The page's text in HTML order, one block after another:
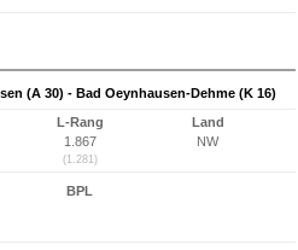
(A 30) - Bad Oeynhausen-Dehme (K 16)
L-Rang
1.867
(1.281)
Land
NW
BPL